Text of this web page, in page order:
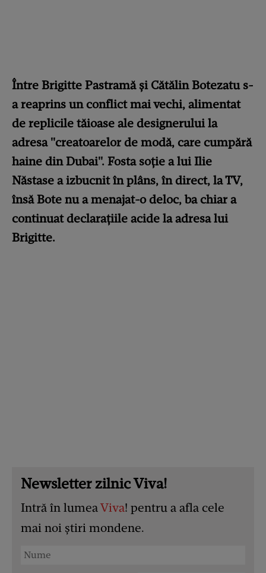
Între Brigitte Pastramă și Cătălin Botezatu s-
a reaprins un conflict mai vechi, alimentat
de replicile tăioase ale designerului la
adresa "creatoarelor de modă, care cumpără
haine din Dubai". Fosta soție a lui Ilie
Năstase a izbucnit în plâns, în direct, la TV,
însă Bote nu a menajat-o deloc, ba chiar a
continuat declarațiile acide la adresa lui
Brigitte.
Newsletter zilnic Viva!
Intră în lumeaViva! pentru a afla cele
mai noi știri mondene.